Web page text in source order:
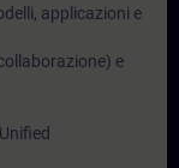
applicazioni e
e